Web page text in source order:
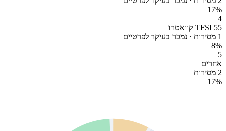
17%
4
55 TFSI קוואטרו
1 מסירות · נמכר בעיקר לפרטיים
8%
5
אחרים
2 מסירות
17%